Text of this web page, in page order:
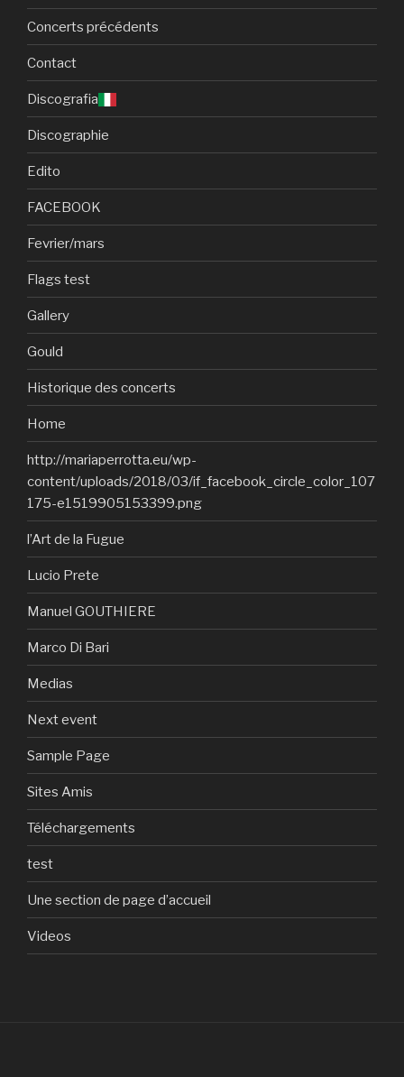
Concerts précédents
Contact
Discografia
Discographie
Edito
FACEBOOK
Fevrier/mars
Flags test
Gallery
Gould
Historique des concerts
Home
http://mariaperrotta.eu/wp-
content/uploads/2018/03/if_facebook_circle_color_107
175-e1519905153399.png
l’Art de la Fugue
Lucio Prete
Manuel GOUTHIERE
Marco Di Bari
Medias
Next event
Sample Page
Sites Amis
Téléchargements
test
Une section de page d’accueil
Videos